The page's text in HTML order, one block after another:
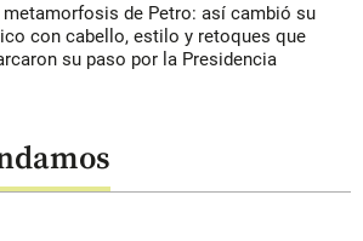
metamorfosis de Petro: así cambió su
con cabello, estilo y retoques que
su paso por la Presidencia